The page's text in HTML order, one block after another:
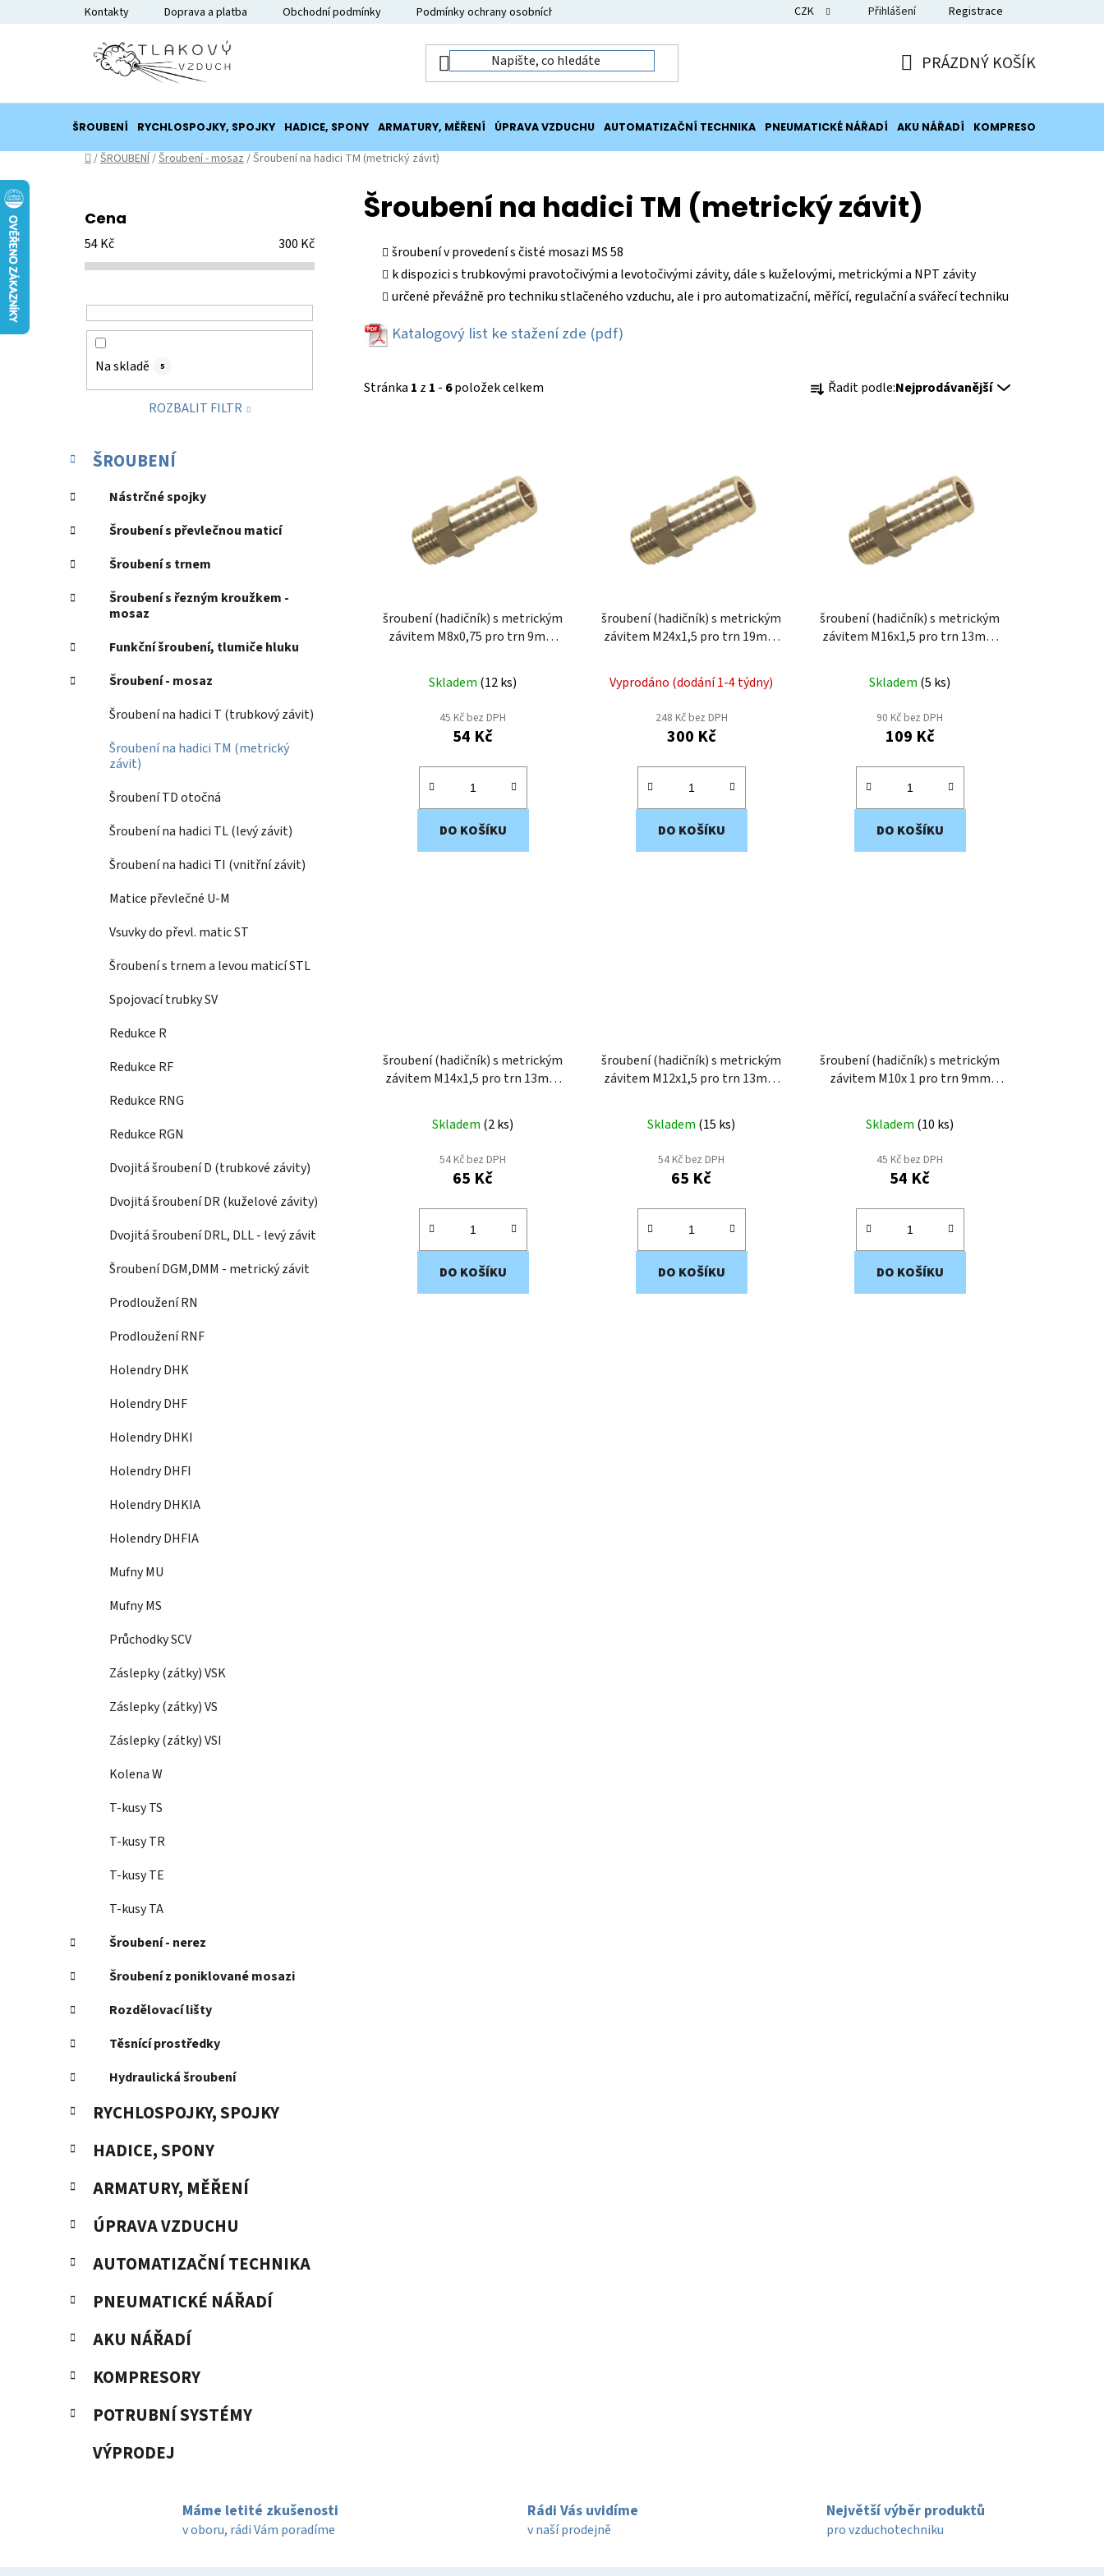
Kontakty Doprava a platba Obchodní podmínky Podmínky ochrany osobních údajů CZK Přihlášení Registrace
KOŠÍK
PRÁZDNÝ KOŠÍK
ŠROUBENÍ RYCHLOSPOJKY, SPOJKY HADICE, SPONY ARMATURY, MĚŘENÍ ÚPRAVA VZDUCHU AUTOMATIZAČNÍ TECHNIKA PNEUMATICKÉ NÁŘADÍ AKU NÁŘADÍ KOMPRESORY
Domů
/ŠROUBENÍ/Šroubení - mosaz/Šroubení na hadici TM (metrický závit)
l
Cena
54Kč 300 Kč
Na skladě 5
ROZBALIT FILTR
Přeskočit
kategorie
K
a
t
e
g
o
r
e
ŠROUBENÍ
Nástrčné spojky
Šroubení s převlečnou maticí
Šroubení s trnem
Šroubení s řezným kroužkem -
mosaz
Funkční šroubení, tlumiče hluku
Šroubení - mosaz
Šroubení na hadici T (trubkový závit)
Šroubení na hadici TM (metrický
závit)
Šroubení TD otočná
Šroubení na hadici TL (levý závit)
Šroubení na hadici TI (vnitřní závit)
Matice převlečné U-M
Vsuvky do převl. matic ST
Šroubení s trnem a levou maticí STL
Spojovací trubky SV
Redukce R
Redukce RF
Redukce RNG
Redukce RGN
Dvojitá šroubení D (trubkové závity)
Dvojitá šroubení DR (kuželové závity)
Dvojitá šroubení DRL, DLL - levý závit
Šroubení DGM,DMM - metrický závit
Prodloužení RN
Prodloužení RNF
Holendry DHK
Holendry DHF
Holendry DHKI
Holendry DHFI
Holendry DHKIA
Holendry DHFIA
Mufny MU
Mufny MS
Průchodky SCV
Záslepky (zátky) VSK
Záslepky (zátky) VS
Záslepky (zátky) VSI
Kolena W
T-kusy TS
T-kusy TR
T-kusy TE
T-kusy TA
Šroubení - nerez
Šroubení z poniklované mosazi
Rozdělovací lišty
Těsnící prostředky
Hydraulická šroubení
RYCHLOSPOJKY, SPOJKY
HADICE, SPONY
ARMATURY, MĚŘENÍ
ÚPRAVA VZDUCHU
AUTOMATIZAČNÍ TECHNIKA
PNEUMATICKÉ NÁŘADÍ
AKU NÁŘADÍ
KOMPRESORY
POTRUBNÍ SYSTÉMY
VÝPRODEJ
Šroubení na hadici TM (metrický závit)
šroubení v provedení s čisté mosazi MS 58
k dispozici s trubkovými pravotočivými a levotočivými závity, dále s kuželovými, metrickými a NPT závity
určené převážně pro techniku stlačeného vzduchu, ale i pro automatizační, měřící, regulační a svářecí techniku
Katalogový list ke stažení zde (pdf)
Stránka 1 z 1 - 6položek celkem a
k
Řadit podle:Nejprodávanější
šroubení (hadičník) s metrickým
závitem M8x0,75 pro trn 9mm
Skladem (12 ks)
45 Kč bez DPH
54 Kč
DO KOŠÍKU
šroubení (hadičník) s metrickým
závitem M24x1,5 pro trn 19mm
Vyprodáno (dodání 1-4 týdny)
248 Kč bez DPH
300 Kč
DO KOŠÍKU
šroubení (hadičník) s metrickým
závitem M16x1,5 pro trn 13mm
Skladem (5 ks)
90 Kč bez DPH
109 Kč
DO KOŠÍKU
šroubení (hadičník) s metrickým
závitem M14x1,5 pro trn 13mm
Skladem (2 ks)
54 Kč bez DPH
65 Kč
DO KOŠÍKU
šroubení (hadičník) s metrickým
závitem M12x1,5 pro trn 13mm
Skladem (15 ks)
54 Kč bez DPH
65 Kč
DO KOŠÍKU
šroubení (hadičník) s metrickým
závitem M10x 1 pro trn 9mm
Skladem (10 ks)
45 Kč bez DPH
54 Kč
DO KOŠÍKU
Máme letité zkušenosti
v oboru, rádi Vám poradíme
Rádi Vás uvidíme
v naší prodejně
Největší výběr produktů
pro vzduchotechniku